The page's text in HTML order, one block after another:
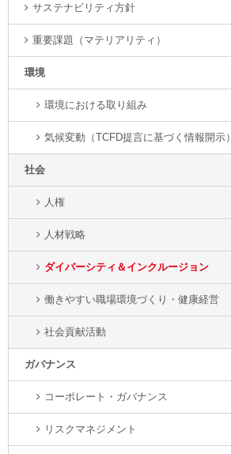
サステナビリティ方針
重要課題（マテリアリティ）
環境
環境における取り組み
気候変動（TCFD提言に基づく情報開示）
社会
人権
人材戦略
ダイバーシティ＆インクルージョン
働きやすい職場環境づくり・健康経営
社会貢献活動
ガバナンス
コーポレート・ガバナンス
リスクマネジメント